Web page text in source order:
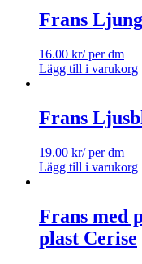
Frans
16.00 kr/ per dm
Lägg till i varukorg
Frans
19.00 kr/ per dm
Lägg till i varukorg
Frans med
plast Cerise